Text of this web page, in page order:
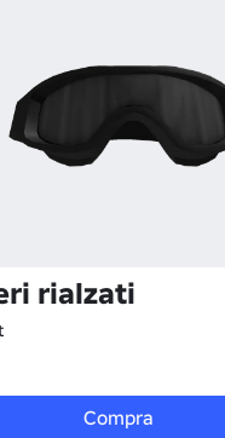
rialzati
Compra